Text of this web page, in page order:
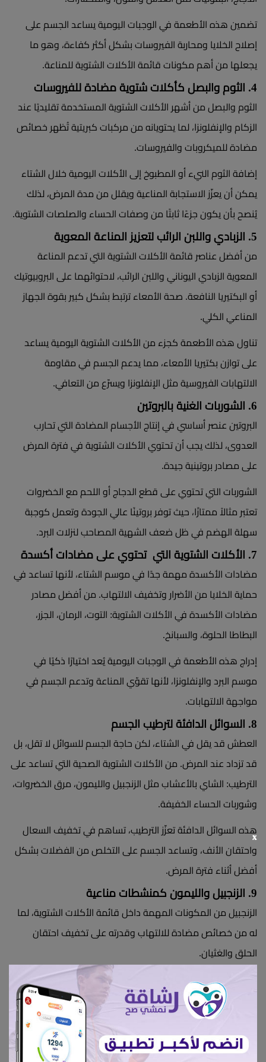
تضمين هذه الأطعمة في الوجبات اليومية يساعد الجسم على
إصلاح الخلايا ومحاربة الفيروسات بشكل أكثر كفاءة، وهو ما
يجعلها من أهم مكونات قائمة الأكلات الشتوية للمناعة.
4. الثوم والبصل كأكلات شتوية مضادة للفيروسات
الثوم والبصل من أشهر الأكلات الشتوية المستخدمة تقليديًا عند
الزكام والإنفلونزا، لما يحتويانه من مركبات كبريتية تُظهر خصائص
مضادة للميكروبات والفيروسات.
إضافة الثوم النيء أو المطبوخ إلى الأكلات اليومية خلال الشتاء
يمكن أن يعزّز الاستجابة المناعية ويقلل من مدة المرض، لذلك
يُنصح بأن يكون جزءًا ثابتًا من وصفات الحساء والصلصات الشتوية.
5. الزبادي واللبن الرائب لتعزيز المناعة المعوية
من أفضل عناصر قائمة الأكلات الشتوية التي تدعم المناعة
المعوية الزبادي اليوناني واللبن الرائب، لاحتوائهما على البروبيوتيك
أو البكتيريا النافعة. صحة الأمعاء ترتبط بشكل كبير بقوة الجهاز
المناعي الكلي.
تناول هذه الأطعمة كجزء من الأكلات الشتوية اليومية يساعد
على توازن بكتيريا الأمعاء، مما يدعم الجسم في مقاومة
الالتهابات الفيروسية مثل الإنفلونزا ويسرّع من التعافي.
6. الشوربات الغنية بالبروتين
البروتين عنصر أساسي في إنتاج الأجسام المضادة التي تحارب
العدوى، لذلك يجب أن تحتوي الأكلات الشتوية في فترة المرض
على مصادر بروتينية جيدة.
الشوربات التي تحتوي على قطع الدجاج أو اللحم مع الخضروات
تعتبر مثالاً ممتازًا، حيث توفر بروتينًا عالي الجودة وتعمل كوجبة
سهلة الهضم في ظل ضعف الشهية المصاحب لنزلات البرد.
7. الأكلات الشتوية التي تحتوي على مضادات أكسدة
مضادات الأكسدة مهمة جدًا في موسم الشتاء، لأنها تساعد في
حماية الخلايا من الأضرار وتخفيف الالتهاب. من أفضل مصادر
مضادات الأكسدة في الأكلات الشتوية: التوت، الرمان، الجزر،
البطاطا الحلوة، والسبانخ.
إدراج هذه الأطعمة في الوجبات اليومية يُعد اختيارًا ذكيًا في
موسم البرد والإنفلونزا، لأنها تقوّي المناعة وتدعم الجسم في
مواجهة الالتهابات.
8. السوائل الدافئة لترطيب الجسم
العطش قد يقل في الشتاء، لكن حاجة الجسم للسوائل لا تقل، بل
قد تزداد عند المرض. من الأكلات الشتوية الصحية التي تساعد على
الترطيب: الشاي بالأعشاب مثل الزنجبيل والليمون، مرق الخضروات،
وشوربات الحساء الخفيفة.
هذه السوائل الدافئة تعزّز الترطيب، تساهم في تخفيف السعال
واحتقان الأنف، وتساعد الجسم على التخلص من الفضلات بشكل
أفضل أثناء فترة المرض.
9. الزنجبيل والليمون كمنشطات مناعية
الزنجبيل من المكونات المهمة داخل قائمة الأكلات الشتوية، لما
له من خصائص مضادة للالتهاب وقدرته على تخفيف احتقان
الحلق والغثيان.
أما الليمون فهو غني بفيتامين C ويساعد على تعزيز الاستجابة
المناعية، ودمجهما في مشروبات دافئة يمثل خيارًا ممتازًا من بين
الأكلات الشتوية المفيدة عند الإنفلونزا والبرد.
10. الأطعمة الغنية بالفيتامينات والمعادن
x